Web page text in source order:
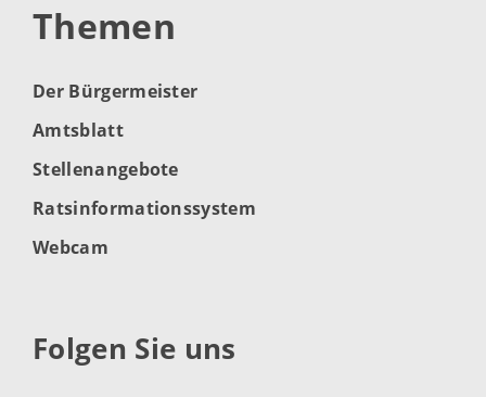
Themen
Der Bürgermeister
Amtsblatt
Stellenangebote
Ratsinformationssystem
Webcam
Folgen Sie uns